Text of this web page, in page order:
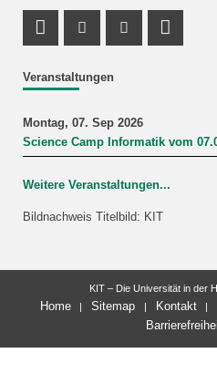
Veranstaltungen
Montag, 07. Sep 2026
Science Camp Informatik vom
Weitere Veranstaltungen...
Profil Mastodon
Instagram
Youtube
Bildnachweis Titelbild: KIT
KIT – Die Universität in der
Home Sitemap Kontakt